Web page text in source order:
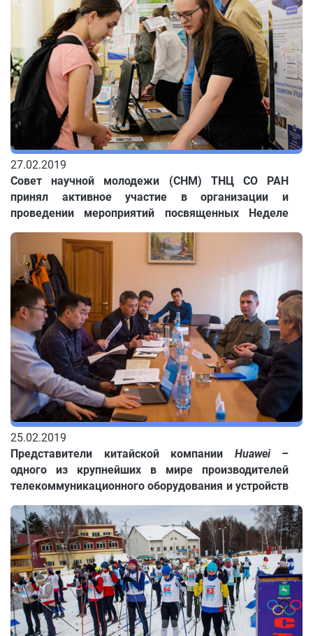
27.02.2019
Совет научной молодежи (СНМ) ТНЦ СО РАН
принял активное участие в организации и
проведении мероприятий посвященных Неделе
науки Томской области, которые прошли в период с
18 по 24 февраля.
25.02.2019
Представители китайской компании Huawei–
одного из крупнейших в мире производителей
телекоммуникационного оборудования и устройств
– посетили с рабочим визитом Академгородок с
целью познакомиться с разработками томских
учёных.